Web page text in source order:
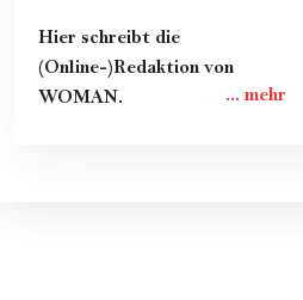
Hier schreibt die
(Online-)Redaktion von
WOMAN.